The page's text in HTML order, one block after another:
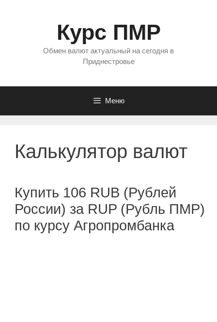
Курс ПМР
Обмен валют актуальный на сегодня в
Приднестровье
Меню
Калькулятор валют
Купить 106 RUB (Рублей
России) за RUP (Рубль ПМР)
по курсу Агропромбанка